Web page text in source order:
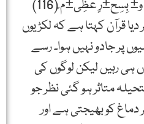
وَاس±تَر±ھَبُو±ھُم± وَجَآئُ و± بِسِح±رٍ عَظِی±م ٍ(116)
قرآن کہتا ہے کہ لکڑیوں
پر جادو نہیں ہوا۔ رسے
ہی رہیں لیکن لوگوں کی
متاثر ہو گئی نظر جو
دماغ کو بھیجتی ہے اور